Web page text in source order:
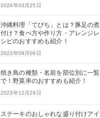
2024年03月25日
沖縄料理「てびち」とは？豚足の煮
付け？食べ方や作り方・アレンジレ
シピのおすすめも紹介！
2023年09月09日
焼き鳥の種類・名前を部位別に一覧
で！野菜串のおすすめも紹介！
2023年12月29日
ステーキのおしゃれな盛り付けアイ